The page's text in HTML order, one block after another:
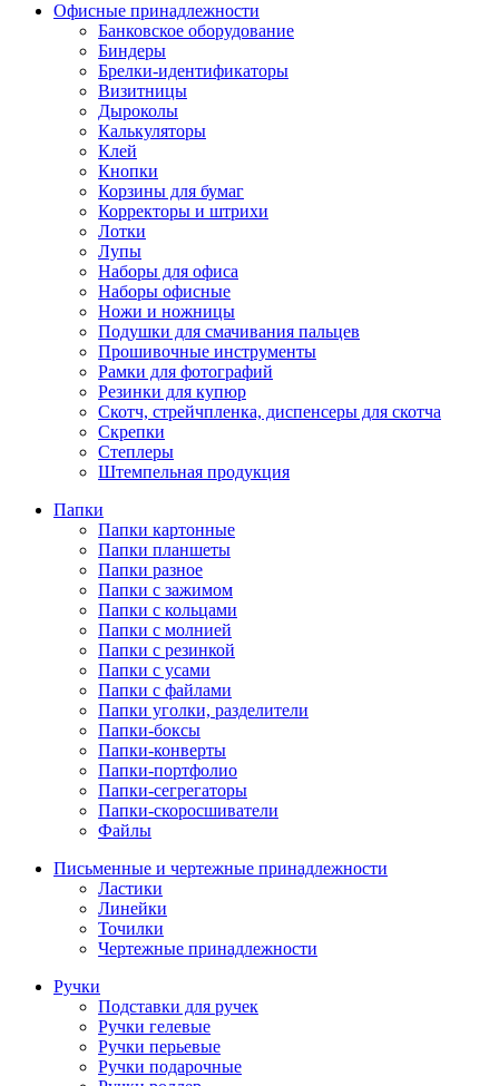
Офисные принадлежности
Банковское оборудование
Биндеры
Брелки-идентификаторы
Визитницы
Дыроколы
Калькуляторы
Клей
Кнопки
Корзины для бумаг
Корректоры и штрихи
Лотки
Лупы
Наборы для офиса
Наборы офисные
Ножи и ножницы
Подушки для смачивания пальцев
Прошивочные инструменты
Рамки для фотографий
Резинки для купюр
Скотч, стрейчпленка, диспенсеры для скотча
Скрепки
Степлеры
Штемпельная продукция
Папки
Папки картонные
Папки планшеты
Папки разное
Папки с зажимом
Папки с кольцами
Папки с молнией
Папки с резинкой
Папки с усами
Папки с файлами
Папки уголки, разделители
Папки-боксы
Папки-конверты
Папки-портфолио
Папки-сегрегаторы
Папки-скоросшиватели
Файлы
Письменные и чертежные принадлежности
Ластики
Линейки
Точилки
Чертежные принадлежности
Ручки
Подставки для ручек
Ручки гелевые
Ручки перьевые
Ручки подарочные